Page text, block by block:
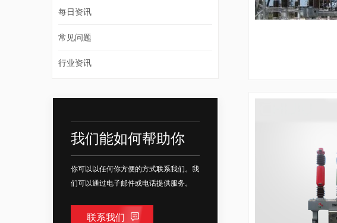
每日资讯
常见问题
行业资讯
我们能如何帮助你
你可以以任何你方便的方式联系我们。我
们可以通过电子邮件或电话提供服务。
联系我们